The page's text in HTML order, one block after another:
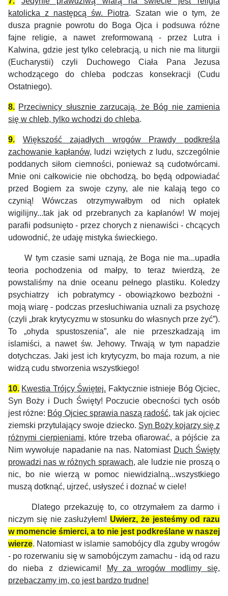
katolicka z następcą św. Piotra. Szatan wie o tym, że
dusza pragnie powrotu do Boga Ojca i podsuwa różne
fajne religie, a nawet zreformowaną - przez Lutra i
Kalwina, gdzie jest tylko celebracją, u nich nie ma liturgii
(Eucharystii) czyli
Duchowego Ciała Pana Jezusa
wchodzącego do chleba podczas konsekracji (Cudu
Ostatniego).
8. Przeciwnicy słusznie zarzucają, że Bóg nie zamienia
się w chleb, tylko wchodzi do chleba.
9.
Większość zajadłych wrogów Prawdy podkreśla
zachowanie kapłanów, ludzi wziętych z ludu, szczególnie
poddanych siłom ciemności, ponieważ są cudotwórcami.
Mnie oni całkowicie nie obchodzą, bo będą odpowiadać
przed Bogiem za swoje czyny, ale nie kalają tego co
czynią! Wówczas otrzymywałbym od nich opłatek
wigilijny...tak jak od przebranych za kapłanów! W mojej
parafii podsunięto - przez chorych z nienawiści - chcących
udowodnić, że udaję mistyka świeckiego.
W tym czasie sami uznają, że Boga nie ma...upadła
teoria pochodzenia od małpy, to teraz twierdzą, że
powstaliśmy na dnie oceanu pełnego plastiku. Koledzy
psychiatrzy ich pobratymcy - obowiązkowo bezbożni -
moją wiarę - podczas przesłuchiwania uznali za psychozę
(czyli „brak krytycyzmu w stosunku do własnych prze żyć”).
To „ohyda spustoszenia”, ale nie przeszkadzają im
islamiści, a nawet św. Jehowy. Trwają w tym napadzie
dotychczas. Jaki jest ich krytycyzm, bo maja rozum, a nie
widzą cudu stworzenia wszystkiego!
10. Kwestia Trójcy Świętej. Faktycznie istnieje Bóg Ojciec,
Syn Boży i Duch Święty! Poczucie obecności tych osób
jest różne: Bóg Ojciec sprawia naszą radość, tak jak ojciec
ziemski przytulający swoje dziecko. Syn Boży kojarzy się z
różnymi cierpieniami, które trzeba ofiarować, a pójście za
Nim wywołuje napadanie na nas. Natomiast Duch Święty
prowadzi nas w różnych sprawach, ale ludzie nie proszą o
nic, bo nie wierzą w pomoc niewidzialną...wszystkiego
muszą dotknąć, ujrzeć, usłyszeć i doznać w ciele!
Dlatego przekazuję to, co otrzymałem za darmo i
niczym się nie zasłużyłem! Uwierz, że jesteśmy od razu
w momencie śmierci, a to nie jest podkreślane w naszej
wierze. Natomiast w islamie samobójcy dla zguby wrogów
- po rozerwaniu się w samobójczym zamachu - idą od razu
do nieba z dziewicami!
My za wrogów modlimy się,
przebaczamy im, co jest bardzo trudne!